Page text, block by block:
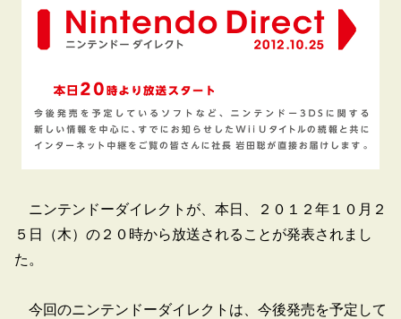
ニンテンドーダイレクトが、本日、２０１２年１０月２
５日（木）の２０時から放送されることが発表されまし
た。
今回のニンテンドーダイレクトは、今後発売を予定して